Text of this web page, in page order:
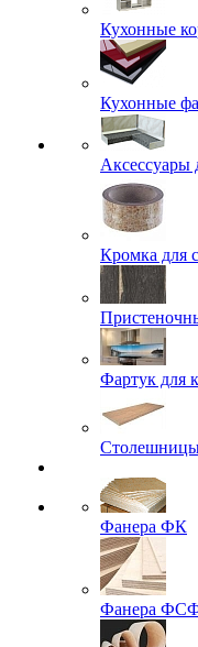
Кухонные
Кухонные
Аксессуары
Кромка для
Фартук для
Фанера ФК
Фанера ФСФ